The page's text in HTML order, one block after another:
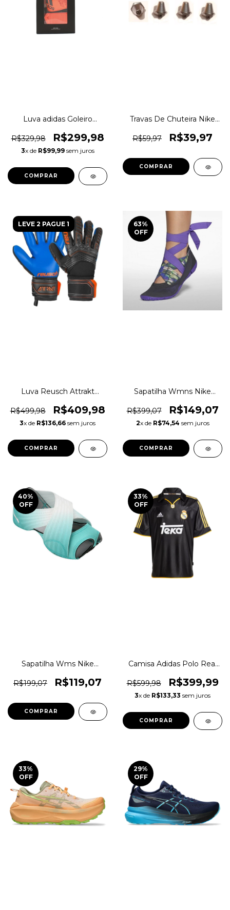
Luva adidas Goleiro
Original 1magnus
R$329,98 R$299,98
3x de R$99,99sem juros
COMPRAR
Travas De Chuteira Nike
1magnus
R$59,97 R$39,97
COMPRAR
LEVE 2 PAGUE 1
Luva Reusch Attrakt
1magnus
R$499,98 R$409,98
3x de R$136,66 sem juros
COMPRAR
63%
OFF
Sapatilha Wmns Nike
e Pilates Original 1magnus
R$399,07 R$149,07
2x de R$74,54 sem juros
COMPRAR
40%
OFF
Sapatilha Wms Nike
1magnus
R$199,07 R$119,07
COMPRAR
33%
OFF
Camisa Adidas Polo Real
1magnus
R$599,98 R$399,99
3x de R$133,33 sem juros
COMPRAR
33%
OFF
29%
OFF